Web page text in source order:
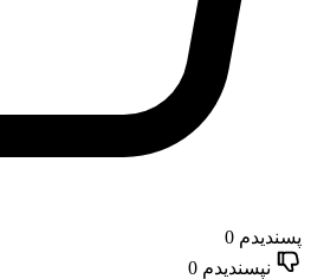
پسندیدم 0
نپسندیدم 0